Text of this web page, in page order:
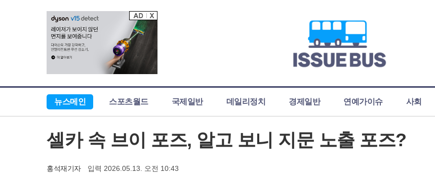
뉴스메인 스포츠월드 국제일반 데일리정치 경제일반 연예가이슈 사회
셀카 속 브이 포즈, 알고 보니 지문 노출 포즈?
홍석재기자 입력 2026.05.13. 오전 10:43